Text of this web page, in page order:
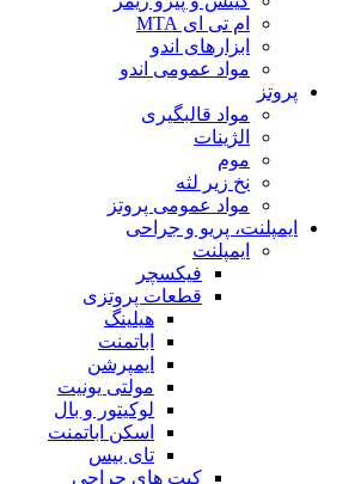
ام تی ای MTA
ابزارهای اندو
مواد عمومی اندو
پروتز
مواد قالبگیری
الژینات
موم
نخ زیر لثه
مواد عمومی پروتز
ایمپلنت، پریو و جراحی
ایمپلنت
فیکسچر
قطعات پروتزی
هیلینگ
اباتمنت
ایمپرشن
مولتی یونیت
لوکیتور و بال
اسکن اباتمنت
تای بیس
کیت های جراحی